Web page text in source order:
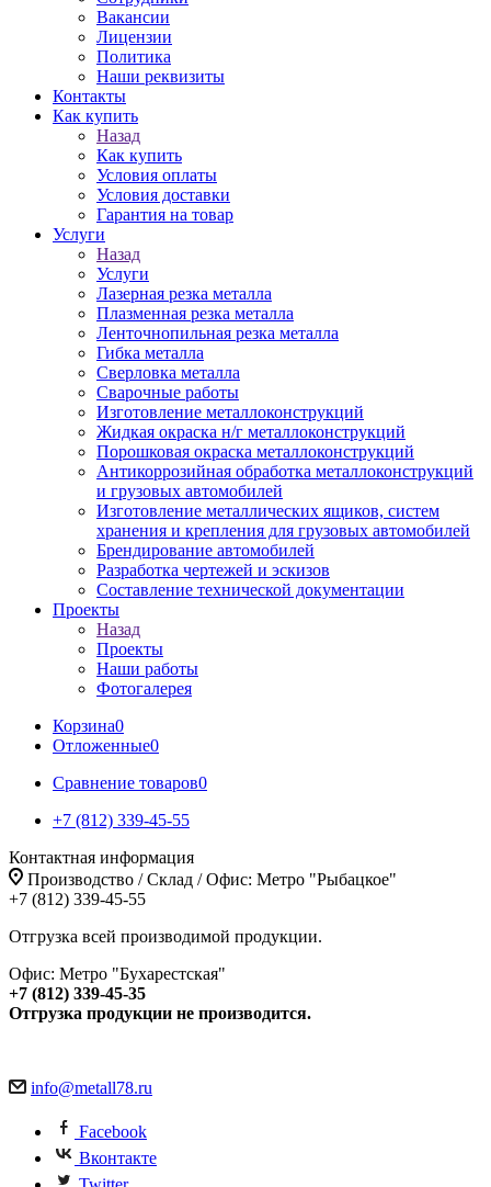
Вакансии
Лицензии
Политика
Наши реквизиты
Контакты
Как купить
Назад
Как купить
Условия оплаты
Условия доставки
Гарантия на товар
Услуги
Назад
Услуги
Лазерная резка металла
Плазменная резка металла
Ленточнопильная резка металла
Гибка металла
Сверловка металла
Сварочные работы
Изготовление металлоконструкций
Жидкая окраска н/г металлоконструкций
Порошковая окраска металлоконструкций
Антикоррозийная обработка металлоконструкций
и грузовых автомобилей
Изготовление металлических ящиков, систем
хранения и крепления для грузовых автомобилей
Брендирование автомобилей
Разработка чертежей и эскизов
Составление технической документации
Проекты
Назад
Проекты
Наши работы
Фотогалерея
Корзина0
Отложенные0
Сравнение товаров0
+7 (812) 339-45-55
Контактная информация
Производство / Склад / Офис: Метро "Рыбацкое"
+7 (812) 339-45-55
Отгрузка всей производимой продукции.
Офис: Метро "Бухарестская"
+7 (812) 339-45-35
Отгрузка продукции не производится.
info@metall78.ru
Facebook
Вконтакте